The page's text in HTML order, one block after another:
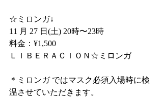
☆ミロンガ↓
11 月 27 日(土) 20時〜23時
料金：¥1,500
ＬＩＢＥＲＡＣＩＯＮ☆ミロンガ
＊ミロンガ ではマスク必須入場時に検
温させていただきます。